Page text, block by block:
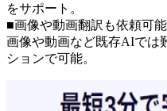
をサポート。
■画像や動画翻訳も依頼可能
画像や動画など既存AIでは
ションで可能。